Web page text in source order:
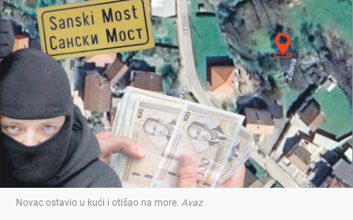
Novac ostavio u kući i otišao na more Avaz